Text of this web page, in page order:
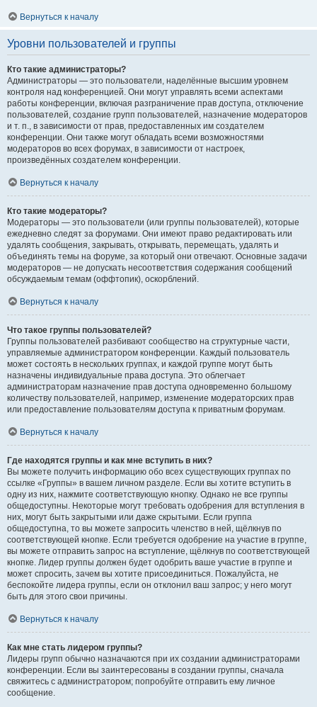
Вернуться к началу
Уровни пользователей и группы
Кто такие администраторы?
Администраторы — это пользователи, наделённые высшим уровнем
контроля над конференцией. Они могут управлять всеми аспектами
работы конференции, включая разграничение прав доступа, отключение
пользователей, создание групп пользователей, назначение модераторов
и т. п., в зависимости от прав, предоставленных им создателем
конференции. Они также могут обладать всеми возможностями
модераторов во всех форумах, в зависимости от настроек,
произведённых создателем конференции.
Вернуться к началу
Кто такие модераторы?
Модераторы — это пользователи (или группы пользователей), которые
ежедневно следят за форумами. Они имеют право редактировать или
удалять сообщения, закрывать, открывать, перемещать, удалять и
объединять темы на форуме, за который они отвечают. Основные задачи
модераторов — не допускать несоответствия содержания сообщений
обсуждаемым темам (оффтопик), оскорблений.
Вернуться к началу
Что такое группы пользователей?
Группы пользователей разбивают сообщество на структурные части,
управляемые администратором конференции. Каждый пользователь
может состоять в нескольких группах, и каждой группе могут быть
назначены индивидуальные права доступа. Это облегчает
администраторам назначение прав доступа одновременно большому
количеству пользователей, например, изменение модераторских прав
или предоставление пользователям доступа к приватным форумам.
Вернуться к началу
Где находятся группы и как мне вступить в них?
Вы можете получить информацию обо всех существующих группах по
ссылке «Группы» в вашем личном разделе. Если вы хотите вступить в
одну из них, нажмите соответствующую кнопку. Однако не все группы
общедоступны. Некоторые могут требовать одобрения для вступления в
них, могут быть закрытыми или даже скрытыми. Если группа
общедоступна, то вы можете запросить членство в ней, щёлкнув по
соответствующей кнопке. Если требуется одобрение на участие в группе,
вы можете отправить запрос на вступление, щёлкнув по соответствующей
кнопке. Лидер группы должен будет одобрить ваше участие в группе и
может спросить, зачем вы хотите присоединиться. Пожалуйста, не
беспокойте лидера группы, если он отклонил ваш запрос; у него могут
быть для этого свои причины.
Вернуться к началу
Как мне стать лидером группы?
Лидеры групп обычно назначаются при их создании администраторами
конференции. Если вы заинтересованы в создании группы, сначала
свяжитесь с администратором; попробуйте отправить ему личное
сообщение.